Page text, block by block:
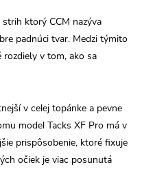
ktorý CCM nazýva
padnúci tvar. Medzi týmito
v tom, ako sa
v celej topánke a pevne
model Tacks XF Pro má v
prispôsobenie, ktoré fixuje
očiek je viac posunutá